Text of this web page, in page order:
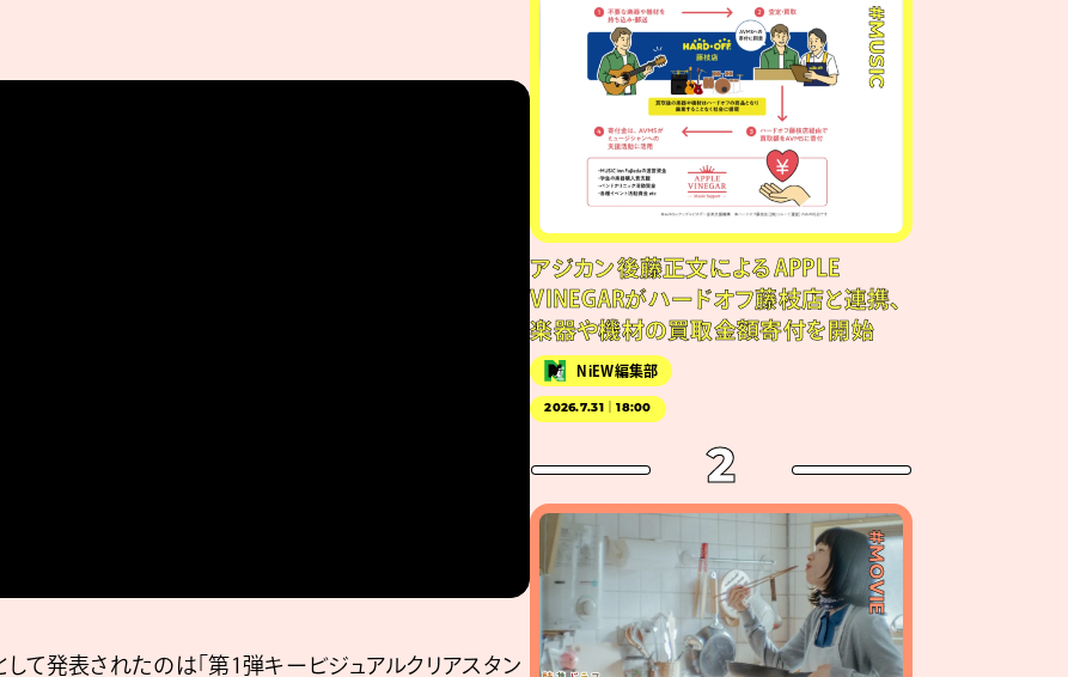
て発表されたのは「第1弾キービジュアルクリアスタン
#MUSIC
アジカン後藤正文によるAPPLE
VINEGARがハードオフ藤枝店と連携、
楽器や機材の買取金額寄付を開始
NiEW編集部
2026.7.31｜18:00
2
#MOVIE